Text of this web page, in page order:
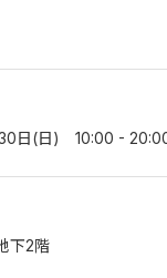
日(日) 10:00 -
下2階